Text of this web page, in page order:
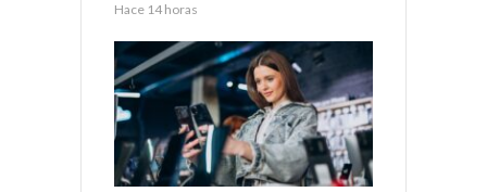
Hace 14 horas